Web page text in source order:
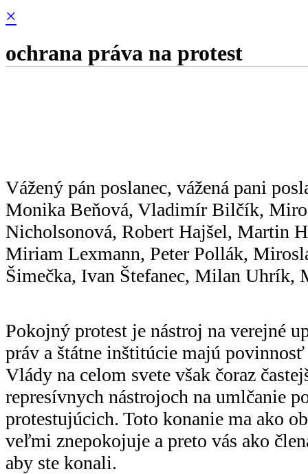
×
ochrana práva na protest
Vážený pán poslanec, vážená pani
Monika Beňová, Vladimír Bilčík,
Nicholsonová, Robert Hajšel, Martin
Miriam Lexmann, Peter Pollák,
Šimečka, Ivan Štefanec, Milan Uhrík,
Pokojný protest je nástroj na verejné
práv a štátne inštitúcie majú
Vlády na celom svete však čoraz
represívnych nástrojoch na umlčanie
protestujúcich. Toto konanie ma ako
veľmi znepokojuje a preto vás ako
aby ste konali.